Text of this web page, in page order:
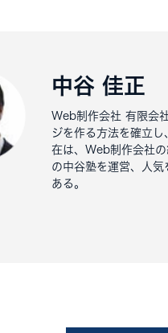
中谷 佳正
Web制作会社 有限会
ジを作る方法を確立
在は、Web制作会社
の中谷塾を運営、人気
ある。